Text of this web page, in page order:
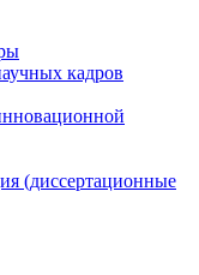
кадров
(диссертационные